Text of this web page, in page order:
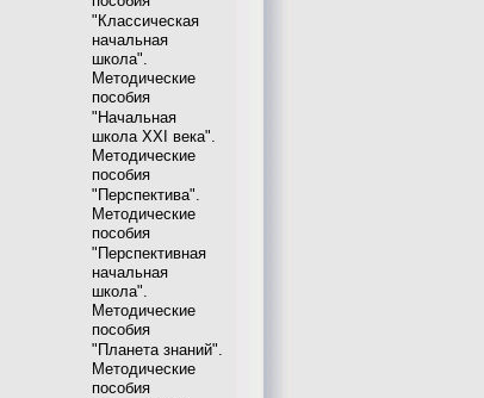
"Классическая
начальная
школа".
Методические
пособия
"Начальная
школа XXI века".
Методические
пособия
"Перспектива".
Методические
пособия
"Перспективная
начальная
школа".
Методические
пособия
"Планета знаний".
Методические
пособия